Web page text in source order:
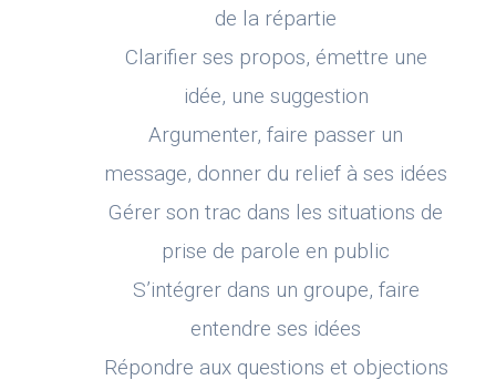
de la répartie
Clarifier ses propos, émettre une
idée, une suggestion
Argumenter, faire passer un
message, donner du relief à ses idées
Gérer son trac dans les situations de
prise de parole en public
S’intégrer dans un groupe, faire
entendre ses idées
Répondre aux questions et objections